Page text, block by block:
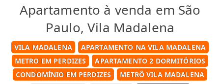
Apartamento à venda em São
Paulo, Vila Madalena
VILA MADALENA
APARTAMENTO NA VILA MADALENA
METRO EM PERDIZES
APARTAMENTO 2 DORMITÓRIOS
CONDOMÍNIO EM PERDIZES
METRÔ VILA MADALENA